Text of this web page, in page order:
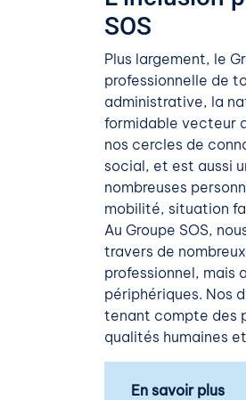
SOS
Plus largement, le
professionnelle de
administrative, la
formidable vecteur
nos cercles de
social, et est aussi
nombreuses
mobilité, situation
Au Groupe SOS,
travers de
professionnel, mais
périphériques. Nos
tenant compte des
qualités humaines
En savoir plus